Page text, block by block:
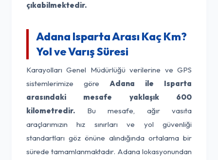
çıkabilmektedir.
Adana Isparta Arası Kaç Km?
Yol ve Varış Süresi
Karayolları Genel Müdürlüğü verilerine ve GPS
sistemlerimize göre Adana ile Isparta
arasındaki mesafe yaklaşık 600
kilometredir. Bu mesafe, ağır vasıta
araçlarımızın hız sınırları ve yol güvenliği
standartları göz önüne alındığında ortalama bir
sürede tamamlanmaktadır. Adana lokasyonundan